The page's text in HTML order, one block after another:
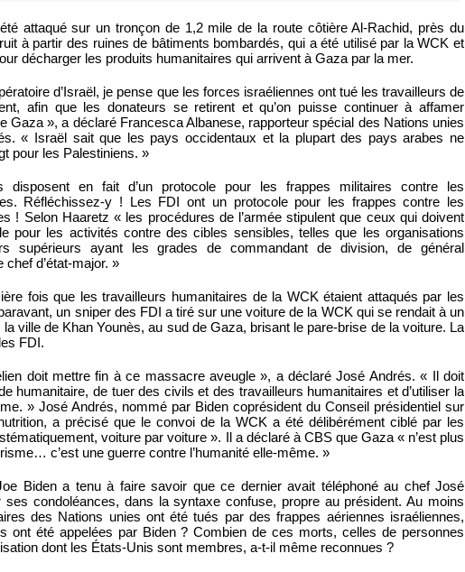
attaqué sur un tronçon de 1,2 mile de la route côtière Al-Rachid, près du
à partir des ruines de bâtiments bombardés, qui a été utilisé par la WCK et
décharger les produits humanitaires qui arrivent à Gaza par la mer.
d’Israël, je pense que les forces israéliennes ont tué les travailleurs de
afin que les donateurs se retirent et qu’on puisse continuer à affamer
Gaza », a déclaré Francesca Albanese, rapporteur spécial des Nations unies
« Israël sait que les pays occidentaux et la plupart des pays arabes ne
pour les Palestiniens. »
disposent en fait d’un protocole pour les frappes militaires contre les
Réfléchissez-y ! Les FDI ont un protocole pour les frappes contre les
! Selon Haaretz « les procédures de l’armée stipulent que ceux qui doivent
pour les activités contre des cibles sensibles, telles que les organisations
supérieurs ayant les grades de commandant de division, de général
d’état-major. »
fois que les travailleurs humanitaires de la WCK étaient attaqués par les
un sniper des FDI a tiré sur une voiture de la WCK qui se rendait à un
ville de Khan Younès, au sud de Gaza, brisant le pare-brise de la voiture. La
FDI.
doit mettre fin à ce massacre aveugle », a déclaré José Andrés. « Il doit
humanitaire, de tuer des civils et des travailleurs humanitaires et d’utiliser la
» José Andrés, nommé par Biden coprésident du Conseil présidentiel sur
a précisé que le convoi de la WCK a été délibérément ciblé par les
voiture par voiture ». Il a déclaré à CBS que Gaza « n’est plus
c’est une guerre contre l’humanité elle-même. »
Biden a tenu à faire savoir que ce dernier avait téléphoné au chef José
condoléances, dans la syntaxe confuse, propre au président. Au moins
des Nations unies ont été tués par des frappes aériennes israéliennes,
ont été appelées par Biden ? Combien de ces morts, celles de personnes
dont les États-Unis sont membres, a-t-il même reconnues ?